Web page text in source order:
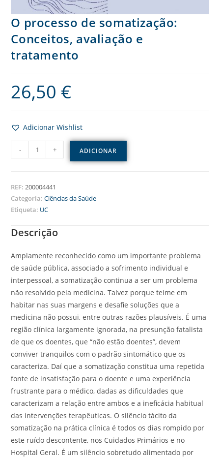
O processo de somatização:
Conceitos, avaliação e
tratamento
26,50 €
Adicionar Wishlist
- + ADICIONAR
REF:200004441
Categoria:Ciências da Saúde
Etiqueta: UC
Descrição
Amplamente reconhecido como um importante problema
de saúde pública, associado a sofrimento individual e
interpessoal, a somatização continua a ser um problema
não resolvido pela medicina. Talvez porque teime em
habitar nas suas margens e desafie soluções que a
medicina não possui, entre outras razões plausíveis. É uma
região clínica largamente ignorada, na presunção fatalista
de que os doentes, que “não estão doentes”, devem
conviver tranquilos com o padrão sintomático que os
caracteriza. Daí que a somatização constitua uma repetida
fonte de insatisfação para o doente e uma experiência
frustrante para o médico, dadas as dificuldades que
caracterizam a relação entre ambos e a ineficácia habitual
das intervenções terapêuticas. O silêncio tácito da
somatização na prática clínica é todos os dias rompido por
este ruído descontente, nos Cuidados Primários e no
Hospital Geral. É um silêncio sobretudo alimentado por